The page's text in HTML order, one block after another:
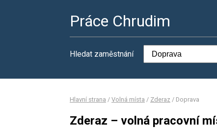
Práce Chrudim
Hledat zaměstnání
Hlavní strana / Volná místa / Zderaz / Doprava
Zderaz – volná pracovní